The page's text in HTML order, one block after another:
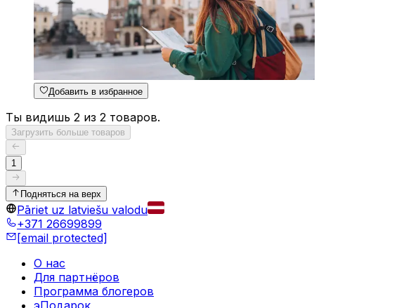
Добавить в избранное
Ты видишь 2 из 2 товаров.
Загрузить больше товаров
1
Подняться на верх
Pāriet uz latviešu valodu
+371 26699899
[email protected]
О нас
Для партнёров
Программа блогеров